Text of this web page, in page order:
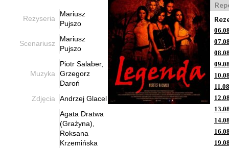
Reżyseria
Mariusz
Pujszo
Scenariusz
Mariusz
Pujszo
Muzyka
Piotr Salaber,
Grzegorz
Daroń
Zdjęcia Andrzej Glacel
Agata Dratwa
(Grażyna),
Roksana
Krzemińska
11.08